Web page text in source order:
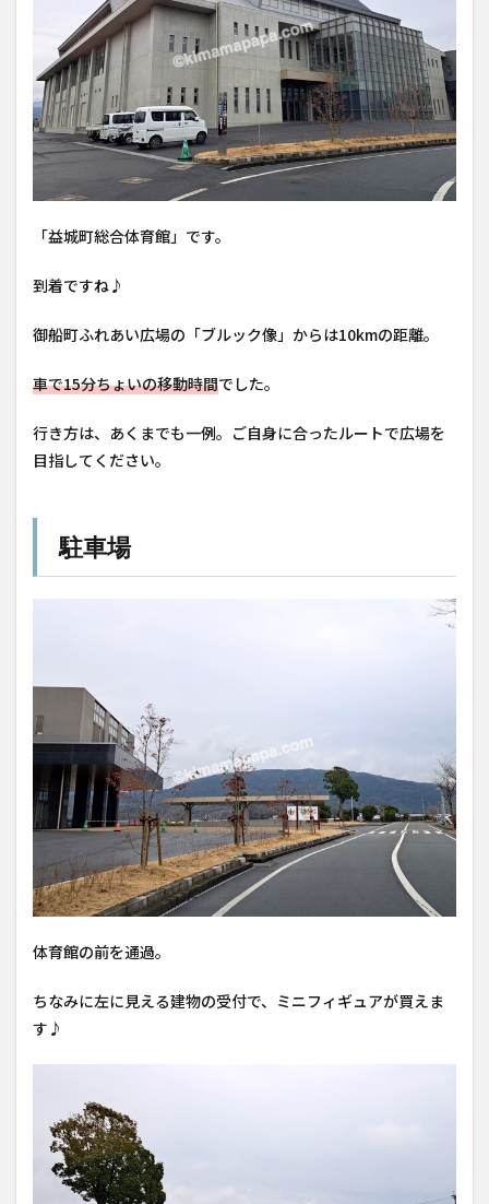
「益城町総合体育館」です。
到着ですね♪
御船町ふれあい広場の「ブルック像」からは10kmの距離。
車で15分ちょいの移動時間でした。
行き方は、あくまでも一例。ご自身に合ったルートで広場を
目指してください。
駐車場
体育館の前を通過。
ちなみに左に見える建物の受付で、ミニフィギュアが買えま
す♪